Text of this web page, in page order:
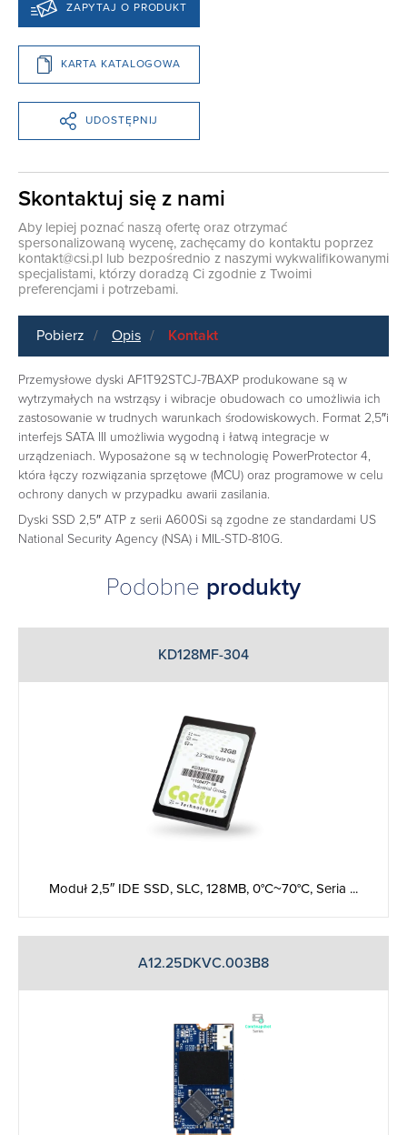
ZAPYTAJ O PRODUKT
KARTA KATALOGOWA
UDOSTĘPNIJ
Skontaktuj się z nami
Aby lepiej poznać naszą ofertę oraz otrzymać
spersonalizowaną wycenę, zachęcamy do kontaktu poprzez
kontakt@csi.pl lub bezpośrednio z naszymi wykwalifikowanymi
specjalistami, którzy doradzą Ci zgodnie z Twoimi
preferencjami i potrzebami.
Pobierz Opis Kontakt
Przemysłowe dyski AF1T92STCJ-7BAXP produkowane są w
wytrzymałych na wstrząsy i wibracje obudowach co umożliwia ich
zastosowanie w trudnych warunkach środowiskowych. Format 2,5″i
interfejs SATA III umożliwia wygodną i łatwą integracje w
urządzeniach. Wyposażone są w technologię PowerProtector 4,
która łączy rozwiązania sprzętowe (MCU) oraz programowe w celu
ochrony danych w przypadku awarii zasilania.
Dyski SSD 2,5″ ATP z serii A600Si są zgodne ze standardami US
National Security Agency (NSA) i MIL-STD-810G.
Podobne produkty
KD128MF-304
Moduł 2,5″ IDE SSD, SLC, 128MB, 0°C~70°C, Seria ...
A12.25DKVC.003B8